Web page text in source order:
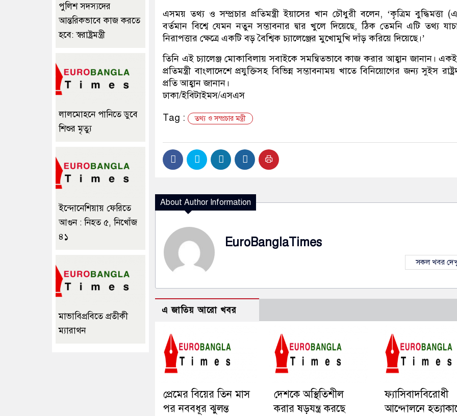
এসময় তথ্য ও সম্প্রচার প্রতিমন্ত্রী ইয়াসের খান চৌধুরী বলেন, ‘কৃত্রিম বুদ্ধিমত্তা
বর্তমান বিশ্বে যেমন নতুন সম্ভাবনার দ্বার খুলে দিয়েছে, ঠিক তেমনি এটি তথ্য
নিরাপত্তার ক্ষেত্রে একটি বড় বৈশ্বিক চ্যালেঞ্জের মুখোমুখি দাঁড় করিয়ে দিয়েছে।’
তিনি এই চ্যালেঞ্জ মোকাবিলায় সবাইকে সমন্বিতভাবে কাজ করার আহ্বান জানান। একই
প্রতিমন্ত্রী বাংলাদেশে প্রযুক্তিসহ বিভিন্ন সম্ভাবনাময় খাতে বিনিয়োগের জন্য সুইস
প্রতি আহ্বান জানান।
ঢাকা/ইবিটাইমস/এসএস
Tag :
তথ্য ও সম্প্রচার মন্ত্রী
About Author Information
EuroBanglaTimes
সকল খবর
এ জাতিয় আরো খবর
প্রেমের বিয়ের তিন মাস
পর নববধূর ঝুলন্ত
দেশকে অস্থিতিশীল
করার ষড়যন্ত্র করছে
ফ্যাসিবাদবিরোধী
আন্দোলনে
পুলিশ সদস্যদের
আন্তরিকভাবে কাজ করতে
হবে: স্বরাষ্ট্রমন্ত্রী
লালমোহনে পানিতে ডুবে
শিশুর মৃত্যু
ইন্দোনেশিয়ায় ফেরিতে
আগুন : নিহত ৫, নিখোঁজ
৪১
মাভাবিপ্রবিতে প্রতীকী
ম্যারাথন ‎